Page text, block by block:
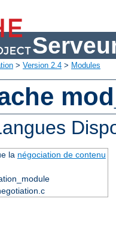
> Version 2.4 > Modules
la négociation de contenu